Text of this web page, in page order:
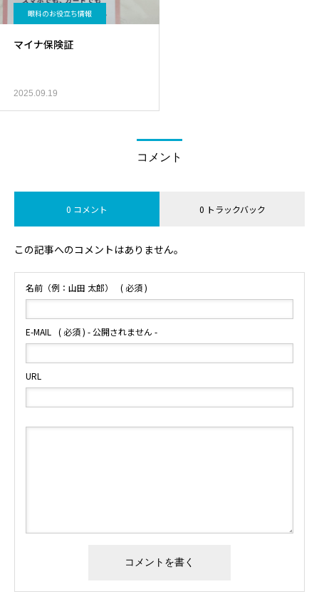
眼科のお役立ち情報
マイナ保険証
2025.09.19
コメント
0 コメント 0 トラックバック
この記事へのコメントはありません。
名前（例：山田 太郎） ( 必須 )
E-MAIL ( 必須 ) - 公開されません -
URL